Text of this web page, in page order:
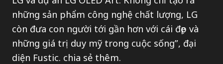
những sản phẩm công nghệ chất lượng, LG
còn đưa con người tới gần hơn với cái đẹp và
những giá trị duy mỹ trong cuộc sống”, đại
diện Fustic. chia sẻ thêm.